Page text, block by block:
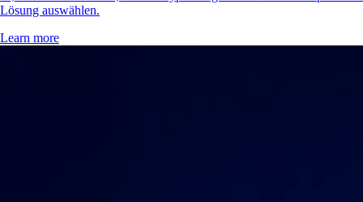
Lösung auswählen.
Learn more